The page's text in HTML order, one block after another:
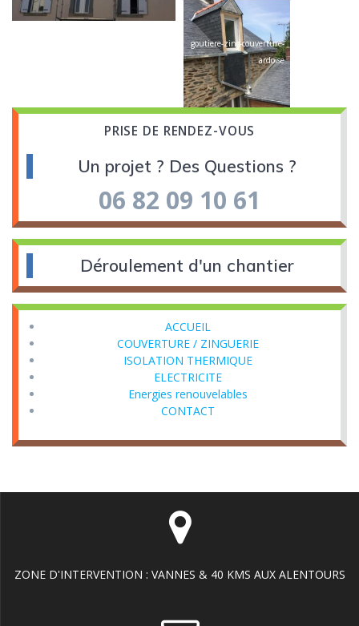
PRISE DE RENDEZ-VOUS
Un projet ? Des Questions ?
06 82 09 10 61
Déroulement d'un chantier
ACCUEIL
COUVERTURE / ZINGUERIE
ISOLATION THERMIQUE
ELECTRICITE
Energies renouvelables
CONTACT
goutiere-zinc-couverture-
ardoise
ZONE D'INTERVENTION : VANNES & 40 KMS AUX ALENTOURS